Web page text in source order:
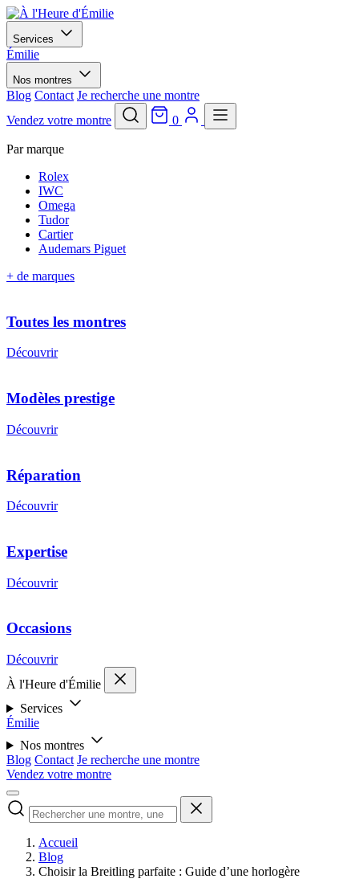
Services
Émilie
Nos montres
Blog Contact Je recherche une montre
Vendez votre montre
0
Par marque
Rolex
IWC
Omega
Tudor
Cartier
Audemars Piguet
+ de marques
Toutes les montres
Découvrir
Modèles prestige
Découvrir
Réparation
Découvrir
Expertise
Découvrir
Occasions
Découvrir
À l'Heure d'Émilie
Services
Émilie
Nos montres
Blog Contact Je recherche une montre
Vendez votre montre
Accueil
Blog
Choisir la Breitling parfaite : Guide d’une horlogère